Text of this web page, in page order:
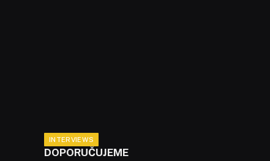
INTERVIEWS
DOPORUČUJEME